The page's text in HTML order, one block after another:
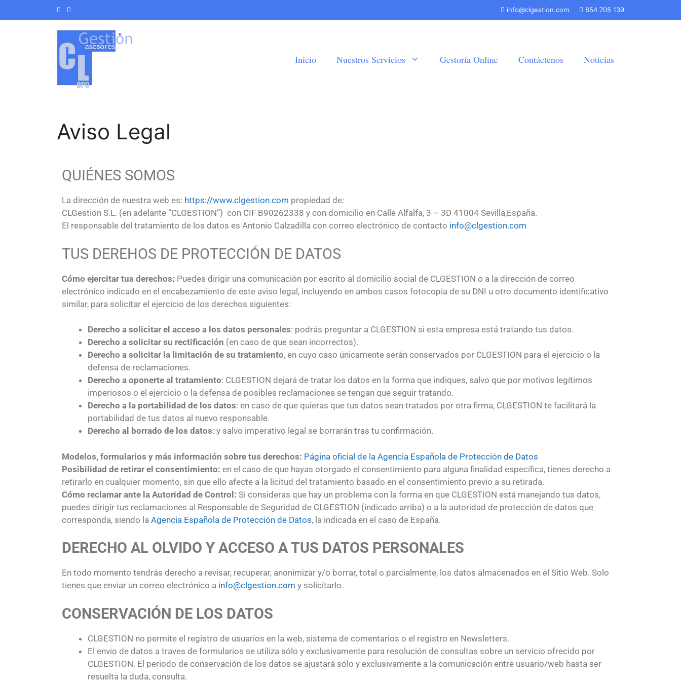
info@clgestion.com 854 705 139
Inicio Nuestros Servicios Gestoría Online Contáctenos Noticias
Aviso Legal
QUIÉNES SOMOS
La dirección de nuestra web es: https://www.clgestion.com propiedad de:
CLGestion S.L. (en adelante “CLGESTION”) con CIF B90262338 y con domicilio en Calle Alfalfa, 3 – 3D 41004 Sevilla,España.
El responsable del tratamiento de los datos es Antonio Calzadilla con correo electrónico de contacto info@clgestion.com
TUS DEREHOS DE PROTECCIÓN DE DATOS
Cómo ejercitar tus derechos: Puedes dirigir una comunicación por escrito al domicilio social de CLGESTION o a la dirección de correo
electrónico indicado en el encabezamiento de este aviso legal, incluyendo en ambos casos fotocopia de su DNI u otro documento identificativo
similar, para solicitar el ejercicio de los derechos siguientes:
Derecho a solicitar el acceso a los datos personales: podrás preguntar a CLGESTION si esta empresa está tratando tus datos.
Derecho a solicitar su rectificación (en caso de que sean incorrectos).
Derecho a solicitar la limitación de su tratamiento, en cuyo caso únicamente serán conservados por CLGESTION para el ejercicio o la
defensa de reclamaciones.
Derecho a oponerte al tratamiento: CLGESTION dejará de tratar los datos en la forma que indiques, salvo que por motivos legítimos
imperiosos o el ejercicio o la defensa de posibles reclamaciones se tengan que seguir tratando.
Derecho a la portabilidad de los datos: en caso de que quieras que tus datos sean tratados por otra firma, CLGESTION te facilitará la
portabilidad de tus datos al nuevo responsable.
Derecho al borrado de los datos: y salvo imperativo legal se borrarán tras tu confirmación.
Modelos, formularios y más información sobre tus derechos: Página oficial de la Agencia Española de Protección de Datos
Posibilidad de retirar el consentimiento: en el caso de que hayas otorgado el consentimiento para alguna finalidad específica, tienes derecho a
retirarlo en cualquier momento, sin que ello afecte a la licitud del tratamiento basado en el consentimiento previo a su retirada.
Cómo reclamar ante la Autoridad de Control: Si consideras que hay un problema con la forma en que CLGESTION está manejando tus datos,
puedes dirigir tus reclamaciones al Responsable de Seguridad de CLGESTION (indicado arriba) o a la autoridad de protección de datos que
corresponda, siendo la Agencia Española de Protección de Datos, la indicada en el caso de España.
DERECHO AL OLVIDO Y ACCESO A TUS DATOS PERSONALES
En todo momento tendrás derecho a revisar, recuperar, anonimizar y/o borrar, total o parcialmente, los datos almacenados en el Sitio Web. Solo
tienes que enviar un correo electrónico a info@clgestion.com y solicitarlo.
CONSERVACIÓN DE LOS DATOS
CLGESTION no permite el registro de usuarios en la web, sistema de comentarios o el registro en Newsletters.
El envio de datos a traves de formularios se utiliza sólo y exclusivamente para resolución de consultas sobre un servicio ofrecido por
CLGESTION. El periodo de conservación de los datos se ajustará sólo y exclusivamente a la comunicación entre usuario/web hasta ser
resuelta la duda, consulta.